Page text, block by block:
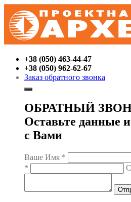
+38 (050) 463-44-47
+38 (050) 962-62-67
Заказ обратного звонка
ОБРАТНЫЙ
Оставьте данные
с Вами
Ваше Имя *
*